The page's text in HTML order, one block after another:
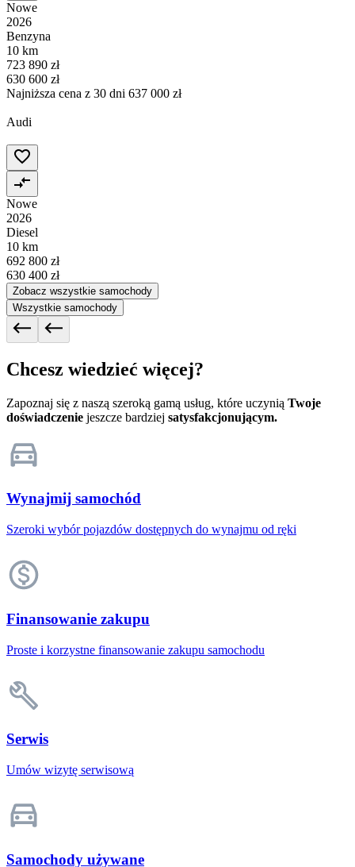
Nowe
2026
Benzyna
10 km
723 890 zł
630 600 zł
Najniższa cena z 30 dni 637 000 zł
Audi
Nowe
2026
Diesel
10 km
692 800 zł
630 400 zł
Zobacz wszystkie samochody
Wszystkie samochody
Chcesz wiedzieć więcej?
Zapoznaj się z naszą szeroką gamą usług, które uczynią Twoje
doświadczenie jeszcze bardziej satysfakcjonującym.
Wynajmij samochód
Szeroki wybór pojazdów dostępnych do wynajmu od ręki
Finansowanie zakupu
Proste i korzystne finansowanie zakupu samochodu
Serwis
Umów wizytę serwisową
Samochody używane